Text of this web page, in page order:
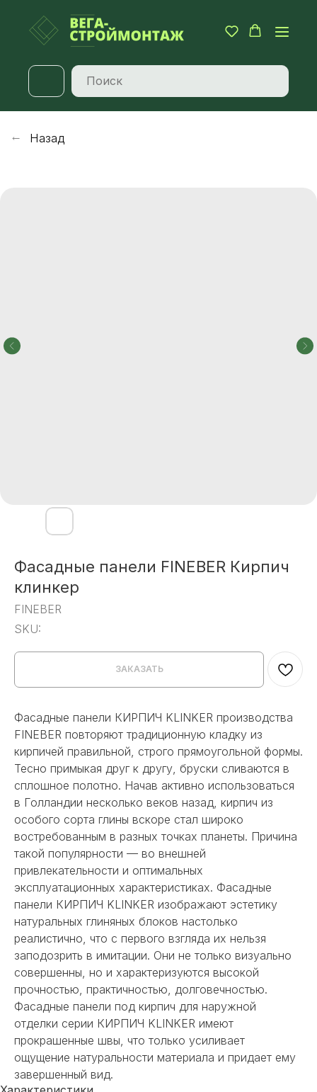
Назад
Фасадные панели FINEBER Кирпич
клинкер
FINEBER
SKU:
ЗАКАЗАТЬ
Фасадные панели КИРПИЧ KLINKER производства
FINEBER повторяют традиционную кладку из
кирпичей правильной, строго прямоугольной формы.
Тесно примыкая друг к другу, бруски сливаются в
сплошное полотно. Начав активно использоваться
в Голландии несколько веков назад, кирпич из
особого сорта глины вскоре стал широко
востребованным в разных точках планеты. Причина
такой популярности — во внешней
привлекательности и оптимальных
эксплуатационных характеристиках. Фасадные
панели КИРПИЧ KLINKER изображают эстетику
натуральных глиняных блоков настолько
реалистично, что с первого взгляда их нельзя
заподозрить в имитации. Они не только визуально
совершенны, но и характеризуются высокой
прочностью, практичностью, долговечностью.
Фасадные панели под кирпич для наружной
отделки серии КИРПИЧ KLINKER имеют
прокрашенные швы, что только усиливает
ощущение натуральности материала и придает ему
завершенный вид.